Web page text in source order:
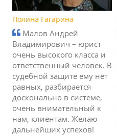
Полина Гагарина
Малов Андрей
Владимирович – юрист
очень высокого класса и
ответственный человек. В
судебной защите ему нет
равных, разбирается
досконально в системе,
очень внимательный к
нам, клиентам. Желаю
дальнейших успехов!